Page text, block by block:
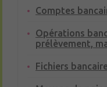
Comptes
Opérations
prélèvement,
Fichiers